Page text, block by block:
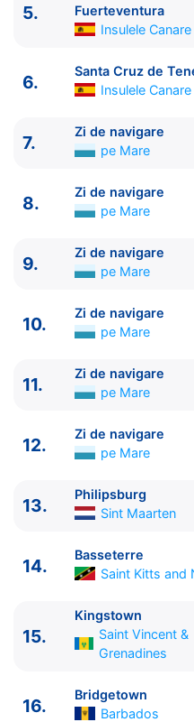
ITINERARIU
1. Marsilia Franta ⚓ -
3.
Zi de navigare pe
4.
Zi de navigare pe
Canare
09:00 - 19:00
Santa Cruz de Tenerife
7.
Zi de navigare pe Mare
Zi de navigare
Zi de navigare pe
10.
Zi de navigare
Zi de navigare pe
13.
Philipsburg Sint
15.
Kingstown Saint
17.
St. George's Grenada
Zi de navigare pe
5.
Fuerteventura
Insulele Canare
6.
Santa Cruz de
Insulele Canare
7.
Zi de navigare
pe Mare
8.
Zi de navigare
pe Mare
9.
Zi de navigare
pe Mare
10.
Zi de navigare
pe Mare
11.
Zi de navigare
pe Mare
12.
Zi de navigare
pe Mare
13.
Philipsburg
Sint Maarten
14.
Basseterre
Saint Kitts and
15.
Kingstown
Saint Vincent &
Grenadines
16.
Bridgetown
Barbados